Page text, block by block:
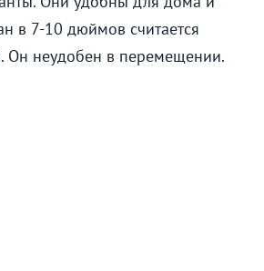
в 7-10 дюймов считается
Он неудобен в перемещении.